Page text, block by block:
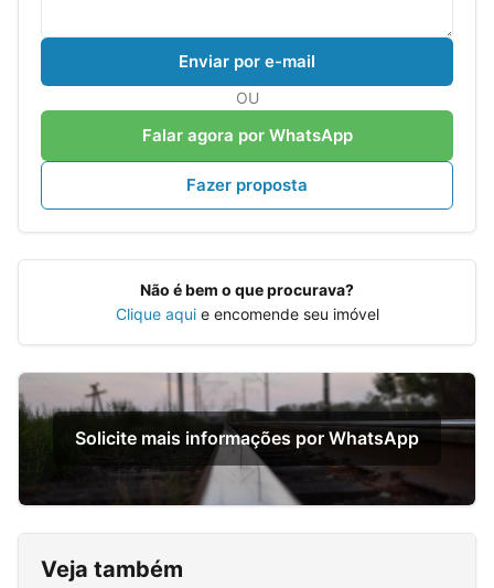
Enviar por e-mail
OU
Falar agora por WhatsApp
Fazer proposta
Não é bem o que procurava?
Clique aquie encomende seu imóvel
Solicite mais informações por WhatsApp
Veja também